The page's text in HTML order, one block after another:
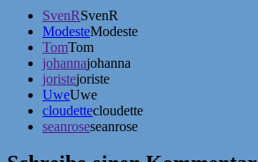
SvenRSvenR
ModesteModeste
TomTom
johannajohanna
joristejoriste
UweUwe
cloudettecloudette
seanroseseanrose